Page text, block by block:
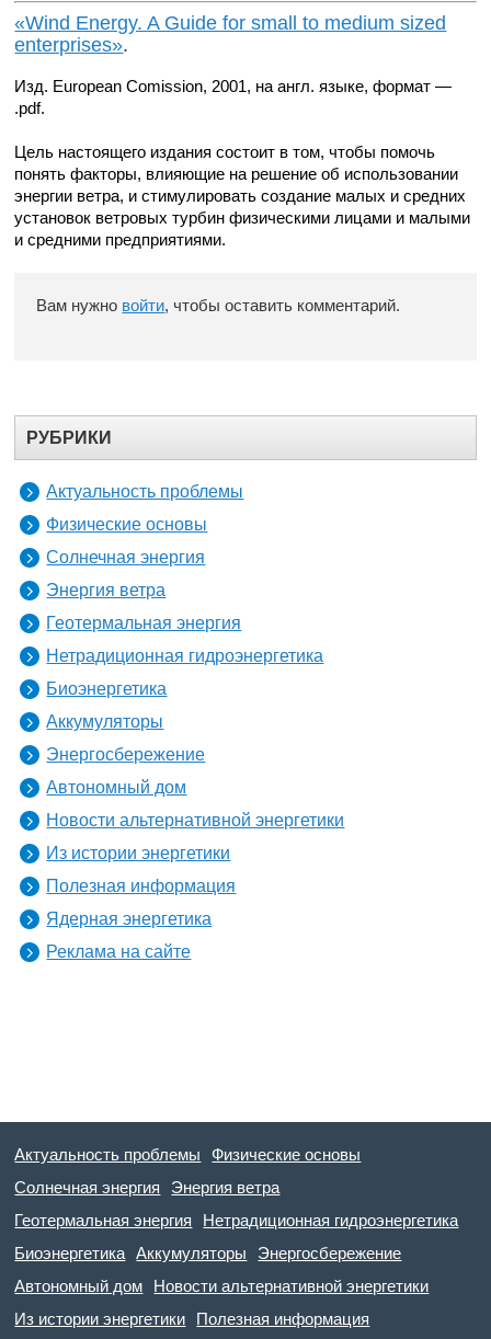
«Wind Energy. A Guide for small to medium sized
enterprises».
Изд. European Comission, 2001, на англ. языке, формат —
.pdf.
Цель настоящего издания состоит в том, чтобы помочь
понять факторы, влияющие на решение об использовании
энергии ветра, и стимулировать создание малых и средних
установок ветровых турбин физическими лицами и малыми
и средними предприятиями.
Вам нужно войти, чтобы оставить комментарий.
РУБРИКИ
Актуальность проблемы
Физические основы
Солнечная энергия
Энергия ветра
Геотермальная энергия
Нетрадиционная гидроэнергетика
Биоэнергетика
Аккумуляторы
Энергосбережение
Автономный дом
Новости альтернативной энергетики
Из истории энергетики
Полезная информация
Ядерная энергетика
Реклама на сайте
Актуальность проблемы
Физические основы
Солнечная энергия
Энергия ветра
Геотермальная энергия
Нетрадиционная гидроэнергетика
Биоэнергетика
Аккумуляторы
Энергосбережение
Автономный дом
Новости альтернативной энергетики
Из истории энергетики
Полезная информация